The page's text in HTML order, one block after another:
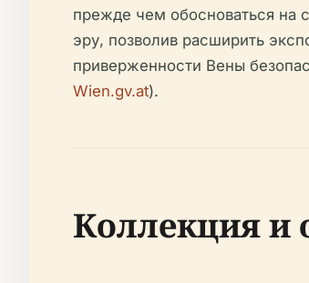
прежде чем обосноваться на
эру, позволив расширить
приверженности Вены
Wien.gv.at).
Коллекция и